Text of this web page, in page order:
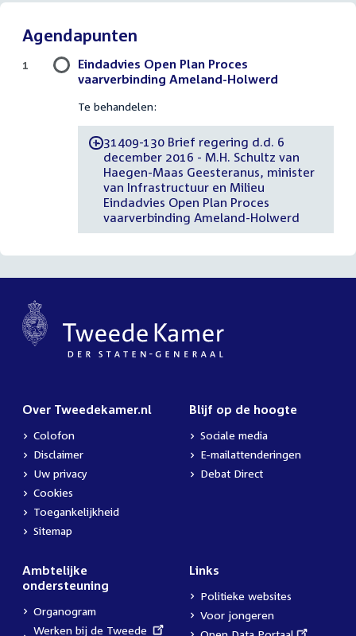
Agendapunten
Eindadvies Open Plan Proces
vaarverbinding Ameland-Holwerd
Te behandelen:
-31409-130 Brief regering d.d. 6
december 2016 - M.H. Schultz van
Haegen-Maas Geesteranus, minister
van Infrastructuur en Milieu
Eindadvies Open Plan Proces
vaarverbinding Ameland-Holwerd
1
Over Tweedekamer.nl
Colofon
Disclaimer
Uw privacy
Cookies
Toegankelijkheid
Sitemap
Blijf op de hoogte
Sociale media
E-mailattenderingen
Debat Direct
Ambtelijke
ondersteuning
Organogram
External
Werken bij de Tweede
Links
Politieke websites
Voor jongeren